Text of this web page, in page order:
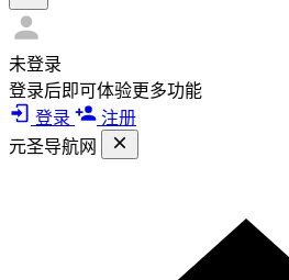
未登录
登录后即可体验更多功能
登录
注册
元圣导航网